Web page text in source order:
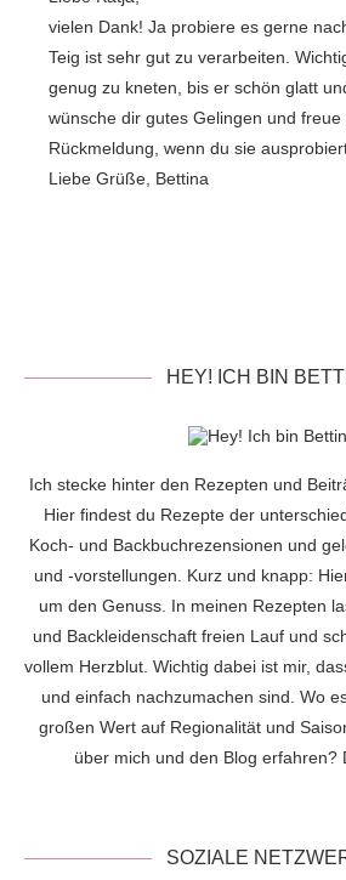
vielen Dank! Ja probiere es gerne
Teig ist sehr gut zu verarbeiten.
genug zu kneten, bis er schön glatt
wünsche dir gutes Gelingen und
Rückmeldung, wenn du sie
Liebe Grüße, Bettina
HEY! ICH BIN
Ich stecke hinter den Rezepten und
Hier findest du Rezepte der
Koch- und Backbuchrezensionen und
und -vorstellungen. Kurz und knapp:
um den Genuss. In meinen Rezepten
und Backleidenschaft freien Lauf und
vollem Herzblut. Wichtig dabei ist mir,
und einfach nachzumachen sind. Wo
großen Wert auf Regionalität und
über mich und den Blog erfahren?
SOZIALE